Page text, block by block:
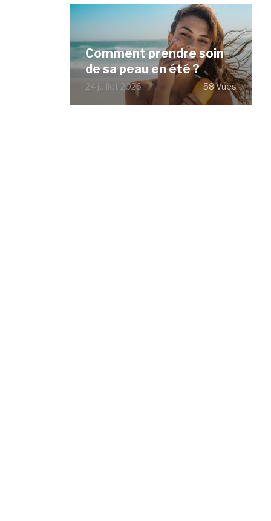
Comment prendre soin
de sa peau en été ?
24 juillet 2026 58 Vues